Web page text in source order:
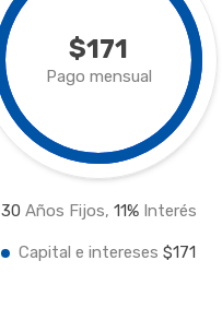
$171
Pago mensual
30 Años Fijos, 11%Interés
Capital e intereses $171